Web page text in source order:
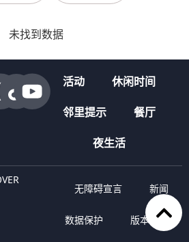
未找到数据
活动 休闲时间
邻里提示 餐厅
夜生活
无障碍宣言 新闻
数据保护 版本说明